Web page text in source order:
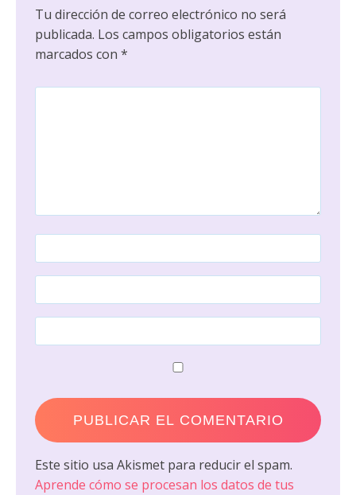
Tu dirección de correo electrónico no será
publicada. Los campos obligatorios están
marcados con *
Este sitio usa Akismet para reducir el spam.
Aprende cómo se procesan los datos de tus